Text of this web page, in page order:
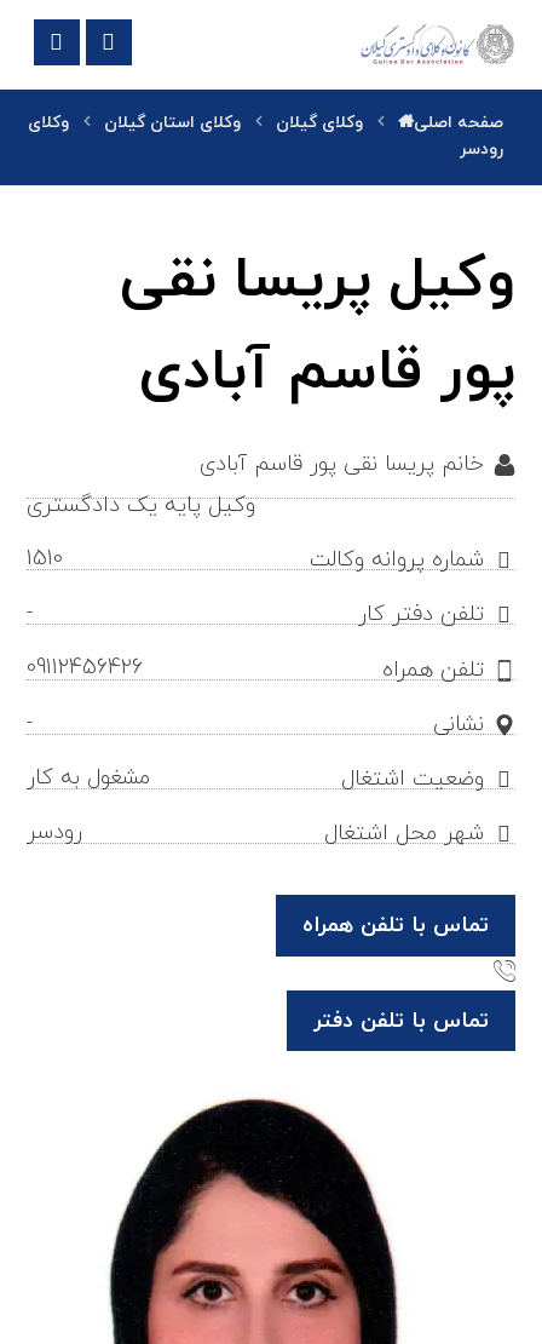
صفحه اصلی وکلای گیلان وکلای استان گیلان
وکلای
رودسر
وکیل پریسا نقی
پور قاسم آبادی
خانم پریسا نقی پور قاسم آبادی
وکیل پایه یک دادگستری
شماره پروانه وکالت
1510
تلفن دفتر کار
-
تلفن همراه
09112456426
نشانی
-
وضعیت اشتغال
مشغول به کار
شهر محل اشتغال
رودسر
تماس با تلفن همراه
تماس با تلفن دفتر